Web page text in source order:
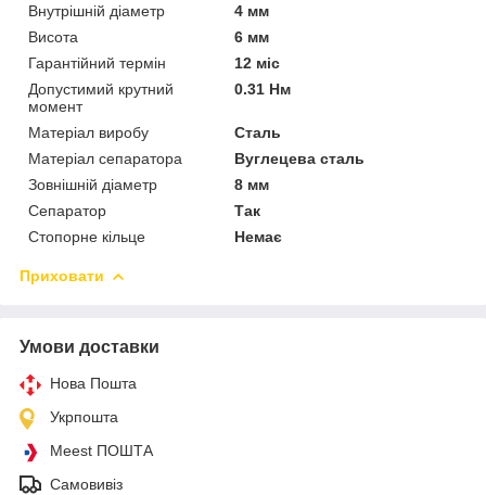
Внутрішній діаметр
4 мм
Висота
6 мм
Гарантійний термін
12 міс
Допустимий крутний
момент
0.31 Нм
Матеріал виробу
Сталь
Матеріал сепаратора
Вуглецева сталь
Зовнішній діаметр
8 мм
Сепаратор
Так
Стопорне кільце
Немає
Приховати
Умови доставки
Нова Пошта
Укрпошта
Meest ПОШТА
Самовивіз